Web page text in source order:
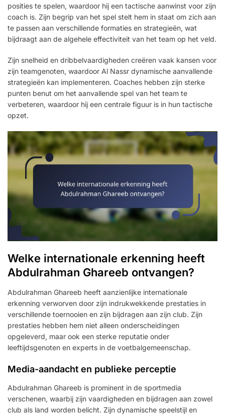
posities te spelen, waardoor hij een tactische aanwinst voor zijn
coach is. Zijn begrip van het spel stelt hem in staat om zich aan
te passen aan verschillende formaties en strategieën, wat
bijdraagt aan de algehele effectiviteit van het team op het veld.
Zijn snelheid en dribbelvaardigheden creëren vaak kansen voor
zijn teamgenoten, waardoor Al Nassr dynamische aanvallende
strategieën kan implementeren. Coaches hebben zijn sterke
punten benut om het aanvallende spel van het team te
verbeteren, waardoor hij een centrale figuur is in hun tactische
opzet.
Welke internationale erkenning heeft
Abdulrahman Ghareeb ontvangen?
Abdulrahman Ghareeb heeft aanzienlijke internationale
erkenning verworven door zijn indrukwekkende prestaties in
verschillende toernooien en zijn bijdragen aan zijn club. Zijn
prestaties hebben hem niet alleen onderscheidingen
opgeleverd, maar ook een sterke reputatie onder
leeftijdsgenoten en experts in de voetbalgemeenschap.
Media-aandacht en publieke perceptie
Abdulrahman Ghareeb is prominent in de sportmedia
verschenen, waarbij zijn vaardigheden en bijdragen aan zowel
club als land worden belicht. Zijn dynamische speelstijl en